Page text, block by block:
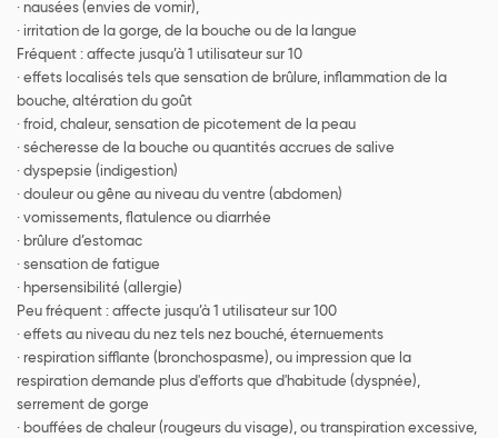
· nausées (envies de vomir),
· irritation de la gorge, de la bouche ou de la langue
Fréquent : affecte jusqu’à 1 utilisateur sur 10
· effets localisés tels que sensation de brûlure, inflammation de la
bouche, altération du goût
· froid, chaleur, sensation de picotement de la peau
· sécheresse de la bouche ou quantités accrues de salive
· dyspepsie (indigestion)
· douleur ou gêne au niveau du ventre (abdomen)
· vomissements, flatulence ou diarrhée
· brûlure d’estomac
· sensation de fatigue
· hpersensibilité (allergie)
Peu fréquent : affecte jusqu’à 1 utilisateur sur 100
· effets au niveau du nez tels nez bouché, éternuements
· respiration sifflante (bronchospasme), ou impression que la
respiration demande plus d'efforts que d'habitude (dyspnée),
serrement de gorge
· bouffées de chaleur (rougeurs du visage), ou transpiration excessive,